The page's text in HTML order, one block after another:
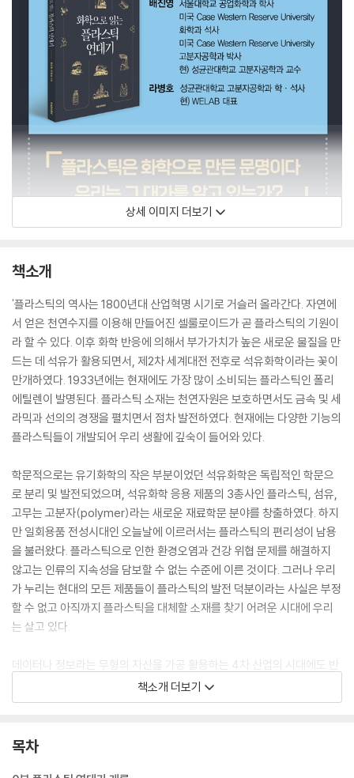
상세 이미지 더보기
책소개
'플라스틱의 역사는 1800년대 산업혁명 시기로 거슬러 올라간다. 자연에
서 얻은 천연수지를 이용해 만들어진 셀룰로이드가 곧 플라스틱의 기원이
라 할 수 있다. 이후 화학 반응에 의해서 부가가치가 높은 새로운 물질을 만
드는 데 석유가 활용되면서, 제2차 세계대전 전후로 석유화학이라는 꽃이
만개하였다. 1933년에는 현재에도 가장 많이 소비되는 플라스틱인 폴리
에틸렌이 발명된다. 플라스틱 소재는 천연자원은 보호하면서도 금속 및 세
라믹과 선의의 경쟁을 펼치면서 점차 발전하였다. 현재에는 다양한 기능의
플라스틱들이 개발되어 우리 생활에 깊숙이 들어와 있다.
학문적으로는 유기화학의 작은 부분이었던 석유화학은 독립적인 학문으
로 분리 및 발전되었으며, 석유화학 응용 제품의 3총사인 플라스틱, 섬유,
고무는 고분자(polymer)라는 새로운 재료학문 분야를 창출하였다. 하지
만 일회용품 전성시대인 오늘날에 이르러서는 플라스틱의 편리성이 남용
을 불러왔다. 플라스틱으로 인한 환경오염과 건강 위협 문제를 해결하지
않고는 인류의 지속성을 담보할 수 없는 수준에 이른 것이다. 그러나 우리
가 누리는 현대의 모든 제품들이 플라스틱의 발전 덕분이라는 사실은 부정
할 수 없고 아직까지 플라스틱을 대체할 소재를 찾기 어려운 시대에 우리
는 살고 있다.
데이터나 정보라는 무형의 자산을 가공 활용하는 4차 산업의 시대에도 반
도체, 디스플레이, 자동차 산업과 같은 제조업의 중요성은 여전히 굳건하
며, 그 속에서 조용히 활용되는 플라스틱 재료의 필요성에 대해서는 일반
사부터 시작해 석유화학기술이 어떻게 발전해 왔는지, 그리고 석유화학이
책소개 더보기
목차